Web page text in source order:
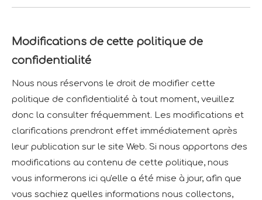
Modifications de cette politique de
confidentialité
Nous nous réservons le droit de modifier cette
politique de confidentialité à tout moment, veuillez
donc la consulter fréquemment. Les modifications et
clarifications prendront effet immédiatement après
leur publication sur le site Web. Si nous apportons des
modifications au contenu de cette politique, nous
vous informerons ici qu'elle a été mise à jour, afin que
vous sachiez quelles informations nous collectons,